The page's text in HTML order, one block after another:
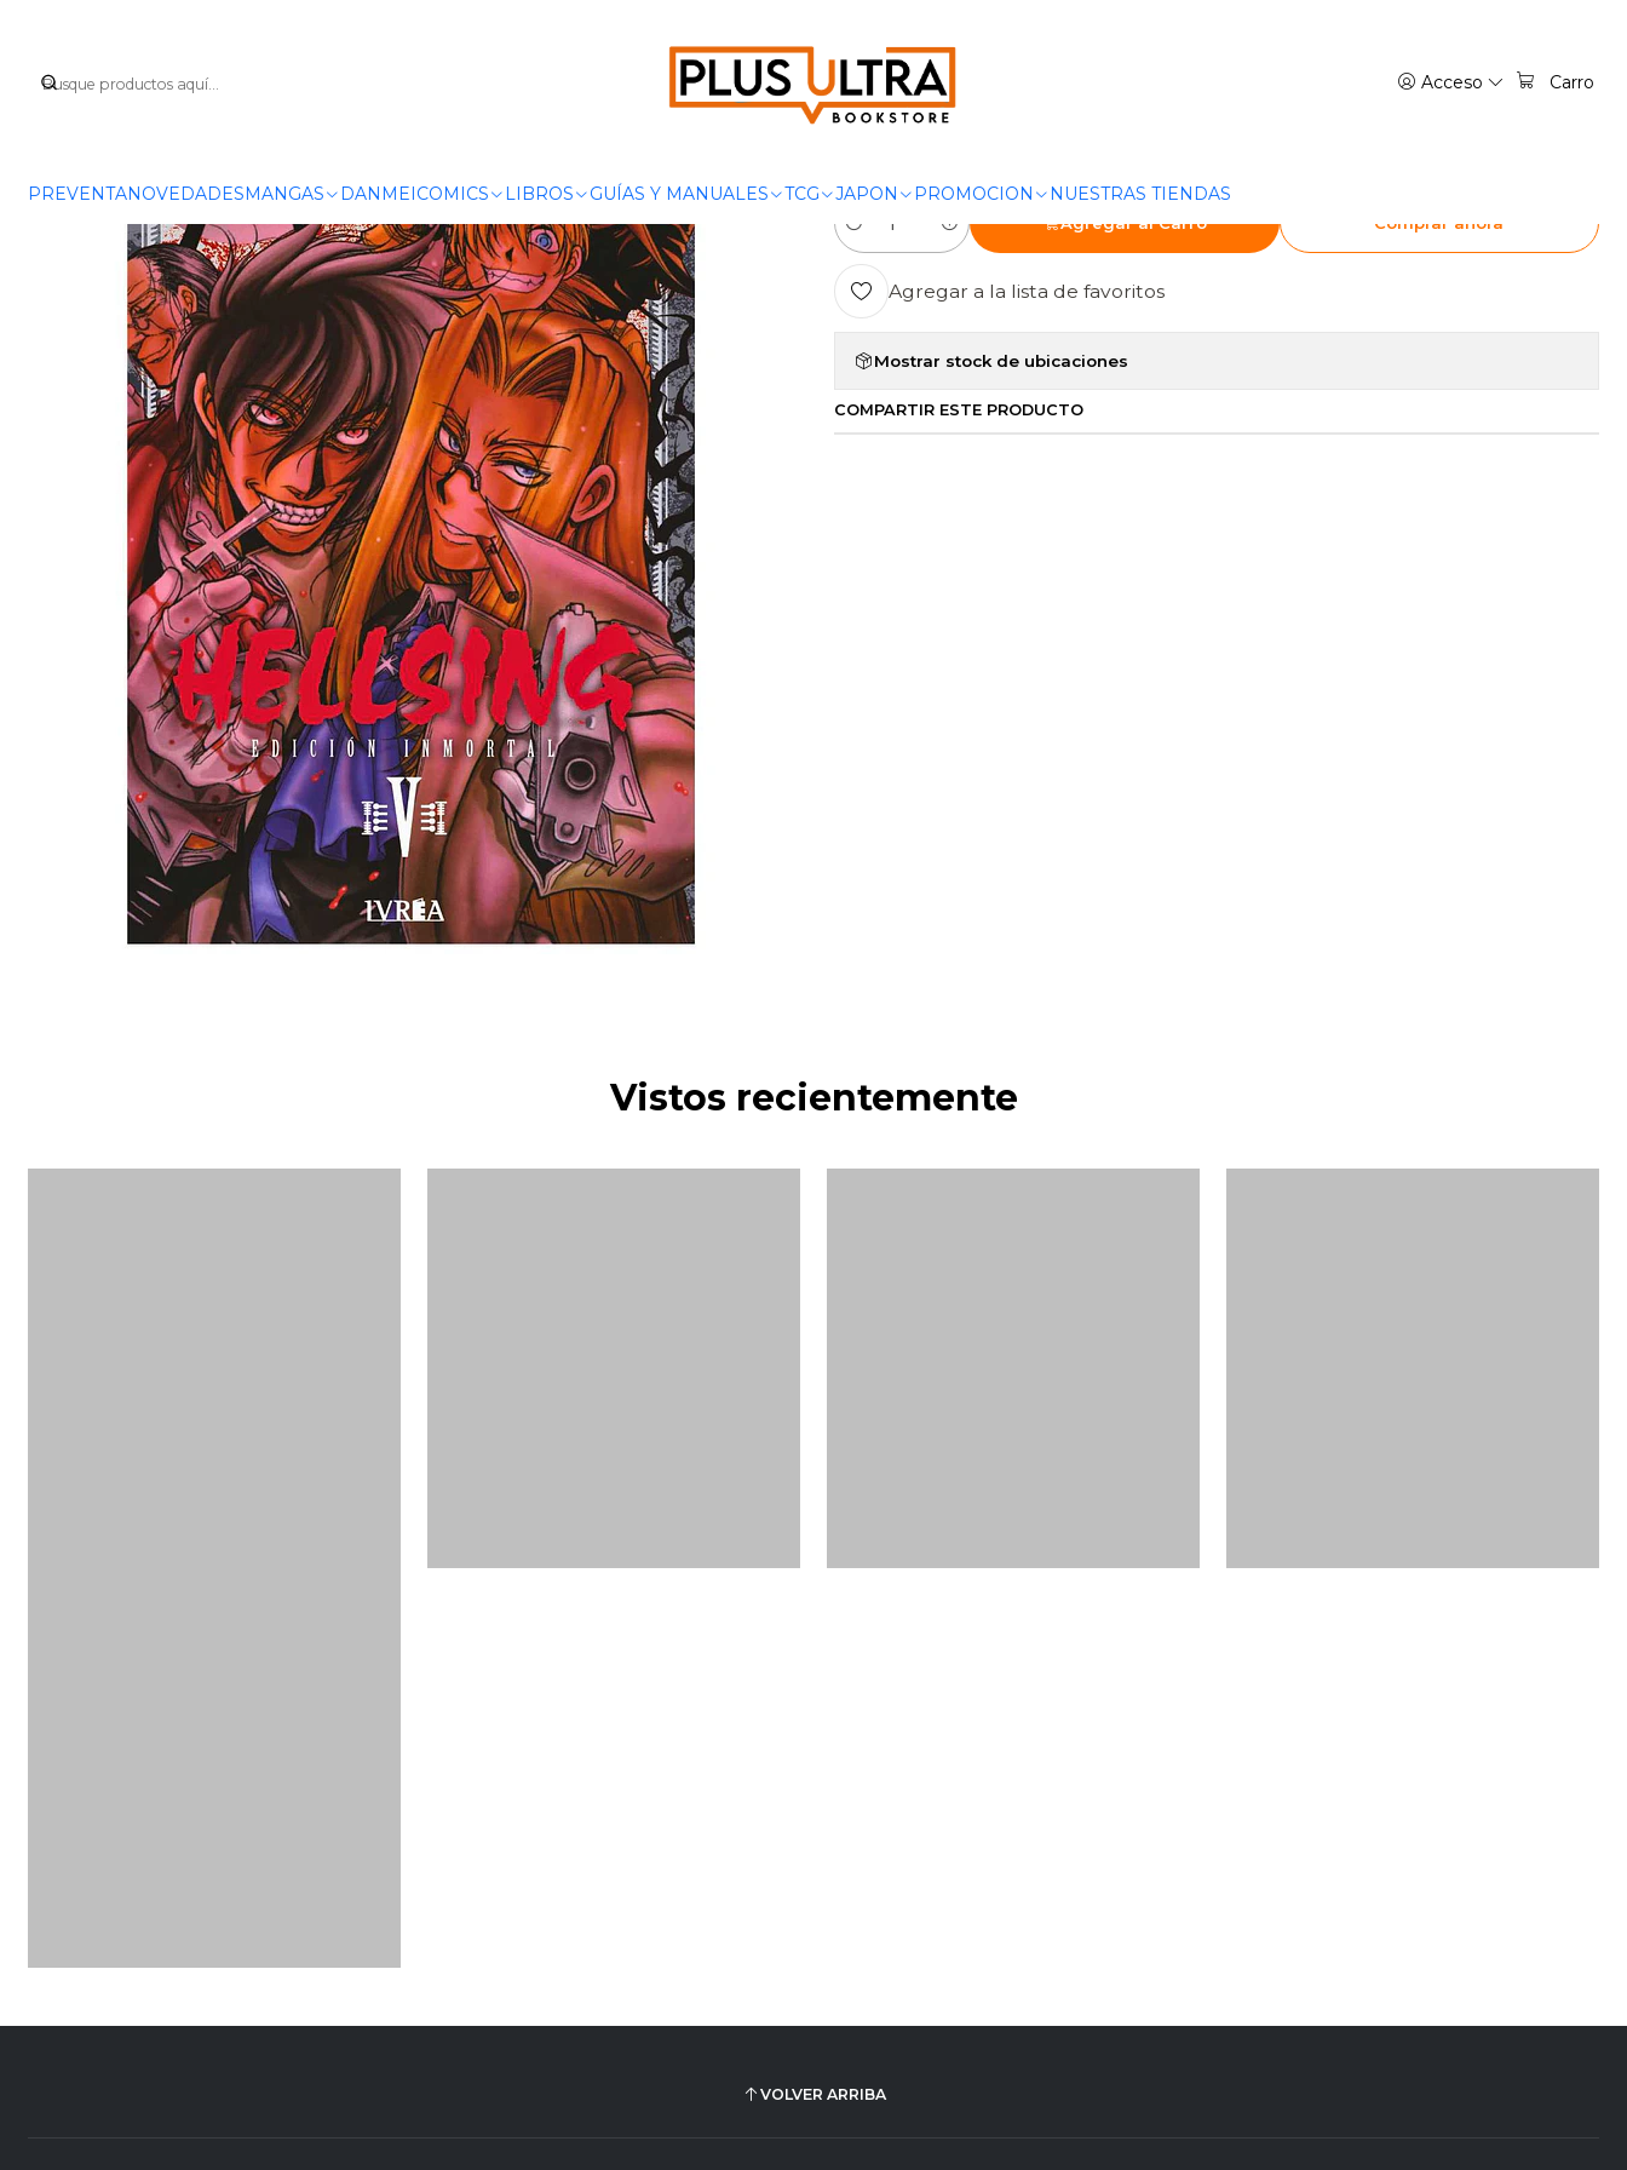
Acceso Carro
PREVENTANOVEDADESMANGAS DANMEICOMICS LIBROS GUÍAS Y MANUALES TCG JAPON PROMOCION NUESTRAS TIENDAS
|
HELLSING EDICIÓN INMORTAL 05 -
Cantidad
Agregar al Carro Comprar ahora
Agregar a la lista de favoritos
Mostrar stock de ubicaciones
COMPARTIR ESTE PRODUCTO
Vistos recientemente
VOLVER ARRIBA